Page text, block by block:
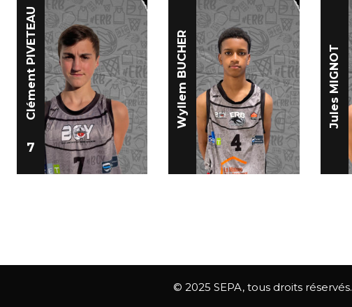
7
Clément PIVETEAU Wyllem BUCHER Jules MIGNOT
© 2025 SEPA, tous droits réservés.